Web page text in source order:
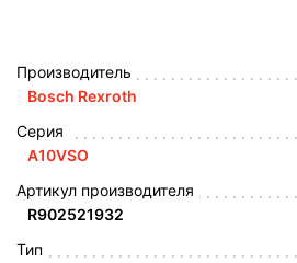
Производитель
Bosch Rexroth
Серия
A10VSO
Артикул производителя
R902521932
Тип